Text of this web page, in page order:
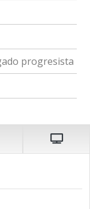
progresista